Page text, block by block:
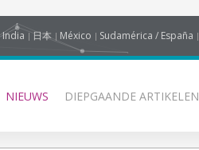
India 日本 México Sudamérica / España
NIEUWS DIEPGAANDE